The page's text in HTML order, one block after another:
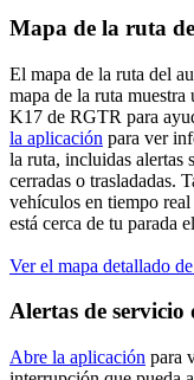
Mapa de la ruta
El mapa de la ruta del
mapa de la ruta muestra
K17 de RGTR para
la aplicación para ver
la ruta, incluidas alertas
cerradas o trasladadas.
vehículos en tiempo
está cerca de tu parada
Ver el mapa detallado
Alertas de
Abre la aplicación para